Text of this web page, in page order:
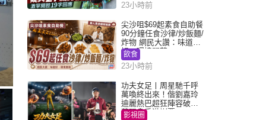
23小時前
尖沙咀$69起素食自助餐
90分鐘任食沙律/炒飯麵/
炸物 網民大讚：味道
好，環境闊落
飲食
23小時前
功夫女足丨周星馳千呼
萬喚終出來！偕劉嘉玲
迪麗熱巴超狂陣容破天
荒現身香港謝票
影視圈